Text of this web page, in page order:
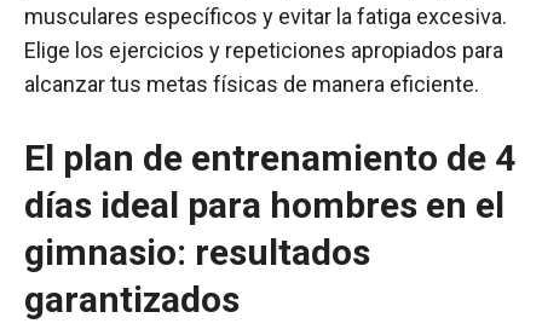
musculares específicos y evitar la fatiga excesiva.
Elige los ejercicios y repeticiones apropiados para
alcanzar tus metas físicas de manera eficiente.
El plan de entrenamiento de 4
días ideal para hombres en el
gimnasio: resultados
garantizados